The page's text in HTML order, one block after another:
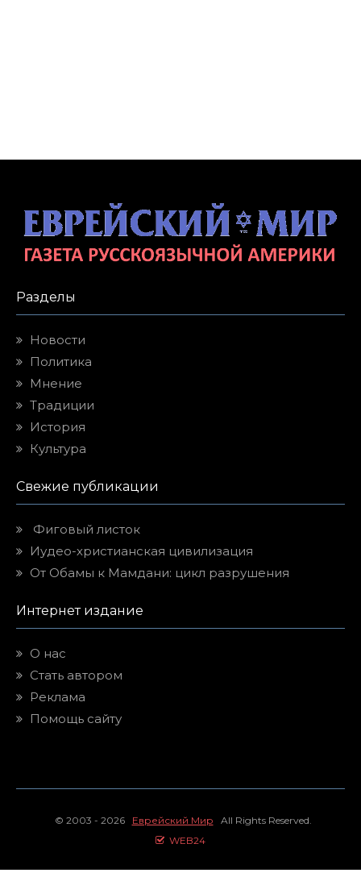
Разделы
Новости
Политика
Мнение
Традиции
История
Культура
Свежие публикации
Фиговый листок
Иудео-христианская цивилизация
От Обамы к Мамдани: цикл разрушения
Интернет издание
О нас
Стать автором
Реклама
Помощь сайту
© 2003 - 2026 Еврейский Мир All Rights Reserved.
WEB24